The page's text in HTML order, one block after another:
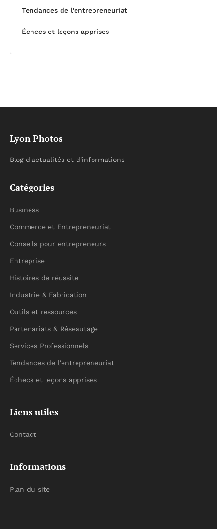
Tendances de l'entrepreneuriat
Échecs et leçons apprises
Lyon Photos
Blog d'actualités et d'informations
Catégories
Business
Commerce et Entrepreneuriat
Conseils pour entrepreneurs
Entreprise
Histoires de réussite
Industrie & Fabrication
Outils et ressources
Partenariats & Réseautage
Services Professionnels
Tendances de l'entrepreneuriat
Échecs et leçons apprises
Liens utiles
Contact
Informations
Plan du site